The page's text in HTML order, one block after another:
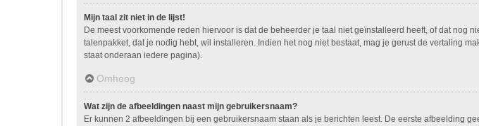
Mijn taal zit niet in de lijst!
De meest voorkomende reden hiervoor is dat de beheerder je taal niet geïnstalleerd heeft, of dat nog
talenpakket, dat je nodig hebt, wil installeren. Indien het nog niet bestaat, mag je gerust de vertaling
staat onderaan iedere pagina).
Omhoog
Wat zijn de afbeeldingen naast mijn gebruikersnaam?
Er kunnen 2 afbeeldingen bij een gebruikersnaam staan als je berichten leest. De eerste afbeelding